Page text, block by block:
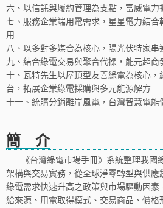
六、以信託與履約管理為支點，富威電力
七、服務企業端用電需求，星星電力結
用
八、以多對多媒合為核心，陽光伏特家
九、結合綠電交易與聚合代操，能元超
十、瓦特先生以屋頂型友善綠電為核心
台，拓展企業綠電採購與多元能源解方
十一、統購分銷離岸風電，台灣智慧電能
簡 介
《台灣綠電市場手冊》系統整理我
架構與交易實務，從全球淨零轉型與供
綠電需求快速升高之政策與市場驅動因
給來源、用電取得模式、交易商品、價格